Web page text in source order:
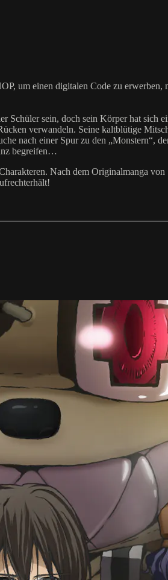
um einen digitalen Code zu erwerben,
sein, doch sein Körper hat sich
verwandeln. Seine kaltblütige
nach einer Spur zu den „Monstern“,
begreifen…
Nach dem Originalmanga